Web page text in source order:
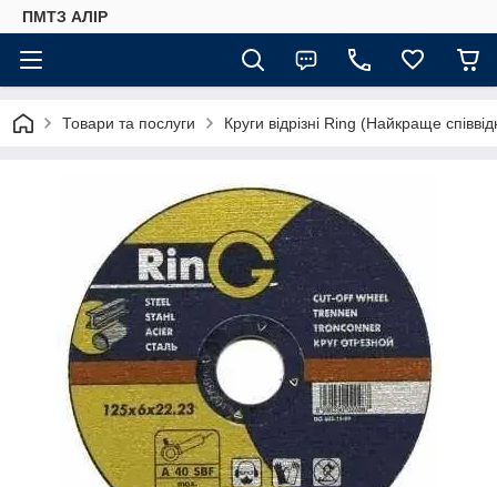
ПМТЗ АЛІР
Товари та послуги Круги відрізні Ring (Найкраще